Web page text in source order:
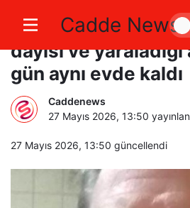
Cadde News
Bursa’da aile
dayısı ve
gün aynı evde kaldı
Caddenews
27 Mayıs 2026, 13:50
27 Mayıs 2026, 13:50 güncellendi